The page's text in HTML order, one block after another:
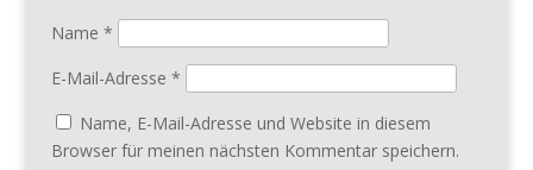
Name *
E-Mail-Adresse *
Name, E-Mail-Adresse und Website in diesem
Browser für meinen nächsten Kommentar speichern.